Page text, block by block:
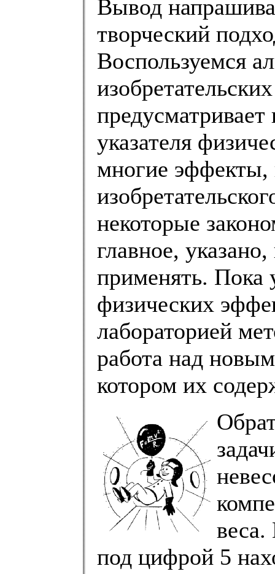
Вывод
творческий
Воспользуемся
предусматривает
указателя
многие
некоторые
главное,
применять. Пока
физических
лабораторией
работа над
котором их
веса.
под цифрой 5